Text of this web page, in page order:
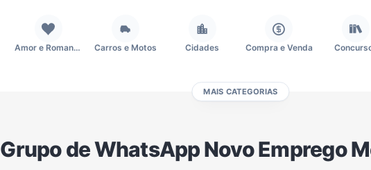
Amor e Romance Carros e Motos Cidades Compra e Venda
Links Moda e Beleza Música
MAIS CATEGORIAS
Grupo de WhatsApp Novo Emprego